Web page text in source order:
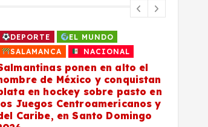
DEPORTE
EL MUNDO
SALAMANCA
NACIONAL
ponen en alto el
de México y conquistan
en hockey sobre pasto en
Juegos Centroamericanos y
Caribe, en Santo Domingo